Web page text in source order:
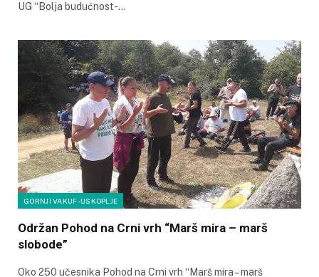
UG “Bolja budućnost-…
GORNJI VAKUF-USKOPLJE
Održan Pohod na Crni vrh “Marš mira – marš
slobode”
Oko 250 učesnika Pohod na Crni vrh “Marš mira – marš